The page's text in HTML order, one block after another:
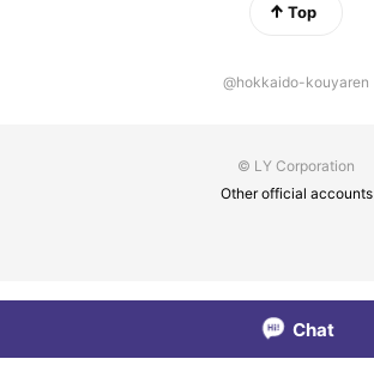
Top
@hokkaido-kouyaren
© LY Corporation
Other official accounts
Chat